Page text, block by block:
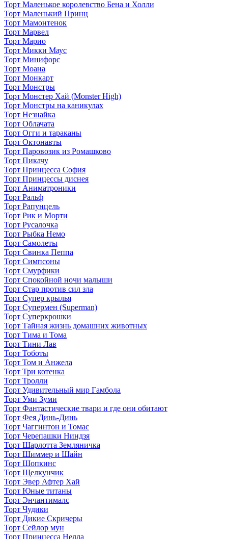
Торт Маленькое королевство Бена и Холли
Торт Маленький Принц
Торт Мамонтенок
Торт Марвел
Торт Марио
Торт Микки Маус
Торт Минифорс
Торт Моана
Торт Монкарт
Торт Монстры
Торт Монстер Хай (Monster High)
Торт Монстры на каникулах
Торт Незнайка
Торт Облачата
Торт Огги и тараканы
Торт Октонавты
Торт Паровозик из Ромашково
Торт Пикачу
Торт Принцесса София
Торт Принцессы диснея
Торт Аниматроники
Торт Ральф
Торт Рапунцель
Торт Рик и Морти
Торт Русалочка
Торт Рыбка Немо
Торт Самолеты
Торт Свинка Пеппа
Торт Симпсоны
Торт Смурфики
Торт Спокойной ночи малыши
Торт Стар против сил зла
Торт Супер крылья
Торт Супермен (Superman)
Торт Суперкрошки
Торт Тайная жизнь домашних животных
Торт Тима и Тома
Торт Тини Лав
Торт Тоботы
Торт Том и Анжела
Торт Три котенка
Торт Тролли
Торт Удивительный мир Гамбола
Торт Уми Зуми
Торт Фантастические твари и где они обитают
Торт Фея Динь-Динь
Торт Чаггинтон и Томас
Торт Черепашки Ниндзя
Торт Шарлотта Земляничка
Торт Шиммер и Шайн
Торт Шопкинс
Торт Щелкунчик
Торт Эвер Афтер Хай
Торт Юные титаны
Торт Энчантималс
Торт Чудики
Торт Дикие Скричеры
Торт Сейлор мун
Торт Принцесса Нелла